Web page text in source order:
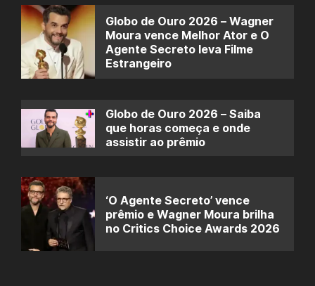
Globo de Ouro 2026 – Wagner
Moura vence Melhor Ator e O
Agente Secreto leva Filme
Estrangeiro
Globo de Ouro 2026 – Saiba
que horas começa e onde
assistir ao prêmio
‘O Agente Secreto’ vence
prêmio e Wagner Moura brilha
no Critics Choice Awards 2026